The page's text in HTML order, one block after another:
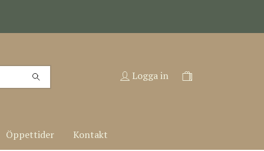
Logga in
Öppettider Kontakt